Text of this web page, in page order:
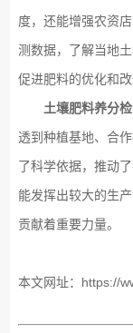
度，还能增强农资
测数据，了解当地
促进肥料的优化和改
土壤肥料养分
透到种植基地、合
了科学依据，推动
能发挥出较大的生
贡献着重要力量。
本文网址： https://